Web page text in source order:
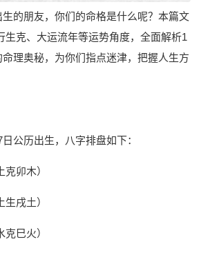
生的朋友，你们的命格是什么呢？本篇文
生克、大运流年等运势角度，全面解析1
理奥秘，为你们指点迷津，把握人生方
公历出生，八字排盘如下：
卯木）
戌土）
巳火）